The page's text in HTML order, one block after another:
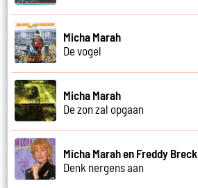
Micha Marah
De vogel
Micha Marah
De zon zal opgaan
Micha Marah en Freddy Breck
Denk nergens aan